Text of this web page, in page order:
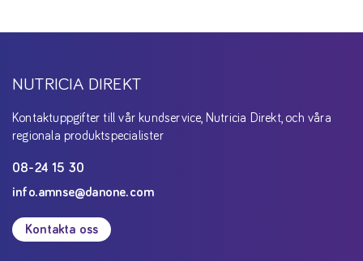
NUTRICIA DIREKT
Kontaktuppgifter till vår kundservice, Nutricia Direkt, och våra
regionala produktspecialister
08-24 15 30
info.amnse@danone.com
Kontakta oss